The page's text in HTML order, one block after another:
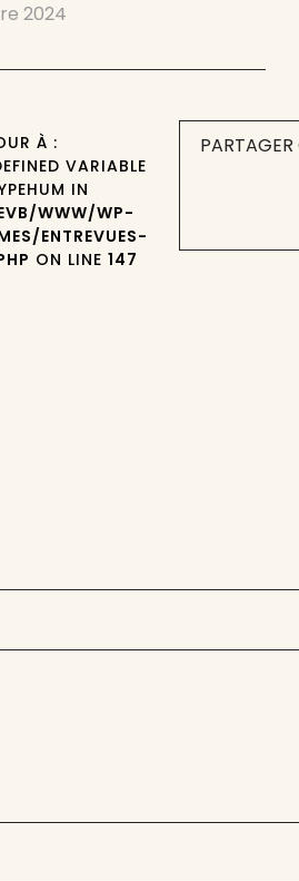
2024
À :
VARIABLE
IN
WWW/WP-
ENTREVUES-
ON LINE 147